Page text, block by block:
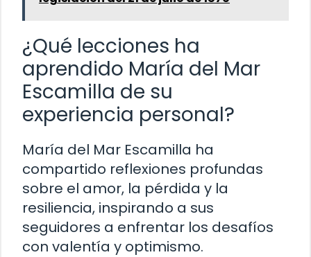
¿Qué lecciones ha
aprendido María del Mar
Escamilla de su
experiencia personal?
María del Mar Escamilla ha
compartido reflexiones profundas
sobre el amor, la pérdida y la
resiliencia, inspirando a sus
seguidores a enfrentar los desafíos
con valentía y optimismo.